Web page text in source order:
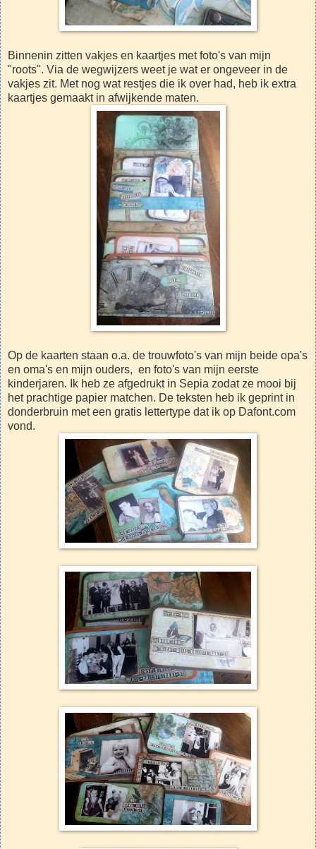
Binnenin zitten vakjes en kaartjes met foto's van mijn
"roots". Via de wegwijzers weet je wat er ongeveer in de
vakjes zit. Met nog wat restjes die ik over had, heb ik extra
kaartjes gemaakt in afwijkende maten.
Op de kaarten staan o.a. de trouwfoto's van mijn beide opa's
en oma's en mijn ouders, en foto's van mijn eerste
kinderjaren. Ik heb ze afgedrukt in Sepia zodat ze mooi bij
het prachtige papier matchen. De teksten heb ik geprint in
donderbruin met een gratis lettertype dat ik op Dafont.com
vond.